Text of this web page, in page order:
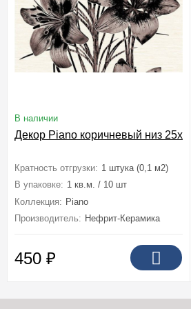
В наличии
Декор Piano коричневый низ 25x40
Кратность отгрузки: 1 штука (0,1 м2)
В упаковке: 1 кв.м. / 10 шт
Коллекция: Piano
Производитель: Нефрит-Керамика
450 ₽